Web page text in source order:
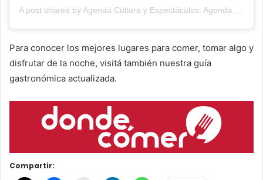
A post shared by Agenda Cultura y Espectáculos. Agenda Cultural Tandil. (@agendacye)
Para conocer los mejores lugares para comer, tomar algo y
disfrutar de la noche, visitá también nuestra guía
gastronómica actualizada.
Compartir: